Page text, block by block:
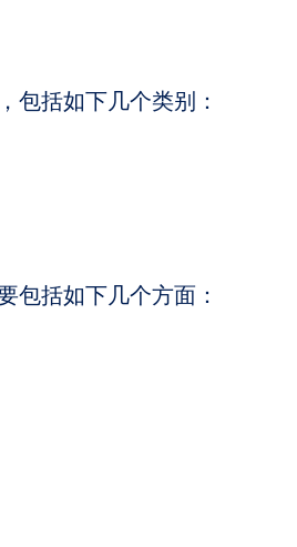
包括如下几个类别：
包括如下几个方面：